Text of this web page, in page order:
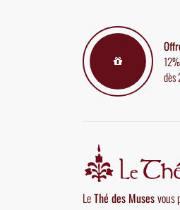
dès
LeThé des Musesvous